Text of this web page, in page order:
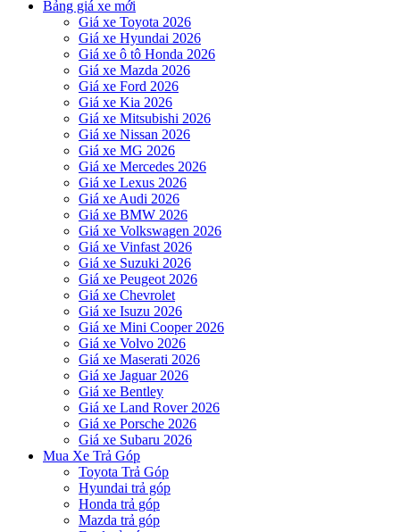
Bảng giá xe mới
Giá xe Toyota 2026
Giá xe Hyundai 2026
Giá xe ô tô Honda 2026
Giá xe Mazda 2026
Giá xe Ford 2026
Giá xe Kia 2026
Giá xe Mitsubishi 2026
Giá xe Nissan 2026
Giá xe MG 2026
Giá xe Mercedes 2026
Giá xe Lexus 2026
Giá xe Audi 2026
Giá xe BMW 2026
Giá xe Volkswagen 2026
Giá xe Vinfast 2026
Giá xe Suzuki 2026
Giá xe Peugeot 2026
Giá xe Chevrolet
Giá xe Isuzu 2026
Giá xe Mini Cooper 2026
Giá xe Volvo 2026
Giá xe Maserati 2026
Giá xe Jaguar 2026
Giá xe Bentley
Giá xe Land Rover 2026
Giá xe Porsche 2026
Giá xe Subaru 2026
Mua Xe Trả Góp
Toyota Trả Góp
Hyundai trả góp
Honda trả góp
Mazda trả góp